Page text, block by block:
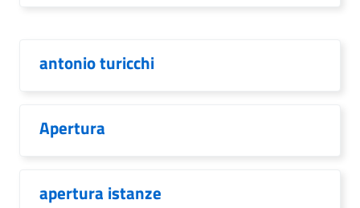
antonio turicchi
Apertura
apertura istanze